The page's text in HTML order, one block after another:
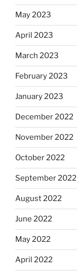
May 2023
April 2023
March 2023
February 2023
January 2023
December 2022
November 2022
October 2022
September 2022
August 2022
June 2022
May 2022
April 2022